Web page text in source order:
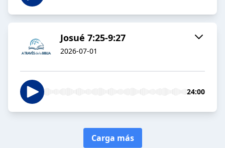
Josué 7:25-9:27
2026-07-01
24:00
Carga más